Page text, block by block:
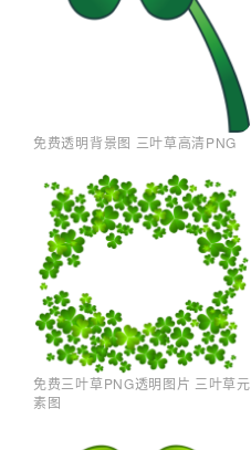
免费透明背景图 三叶草高清PNG
免费三叶草PNG透明图片 三叶草元
素图